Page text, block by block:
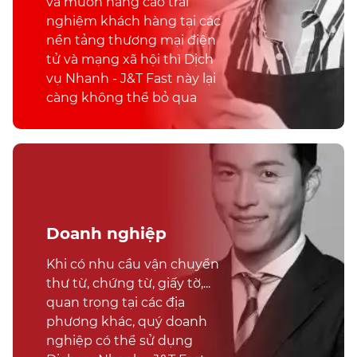
nghiệm khách hàng tại các
nền tảng thương mại điện
tử và mạng xã hội thì Dịch
vụ Nhanh - J&T Fast này lại
càng không thể bỏ qua
Doanh nghiệp
Khi có nhu cầu vận chuyển
thư từ, chứng từ, giấy tờ,...
quan trọng tại các địa
phương khác, quý doanh
nghiệp có thể sử dụng